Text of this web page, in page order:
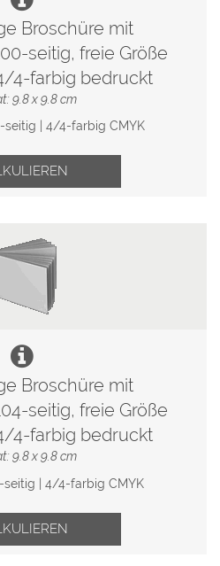
Broschüre mit
seitig, freie Größe
4-farbig bedruckt
9.8 x 9.8 cm
seitig | 4/4-farbig CMYK
Broschüre mit
seitig, freie Größe
4-farbig bedruckt
9.8 x 9.8 cm
seitig | 4/4-farbig CMYK